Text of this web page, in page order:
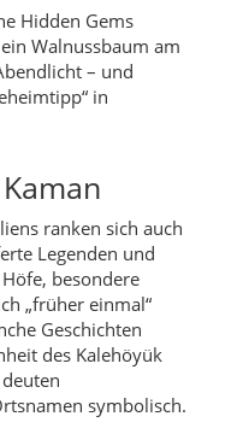
Hidden Gems
Walnussbaum am
– und
in
ranken sich auch
Legenden und
besondere
„früher einmal“
Geschichten
des Kalehöyük
symbolisch.